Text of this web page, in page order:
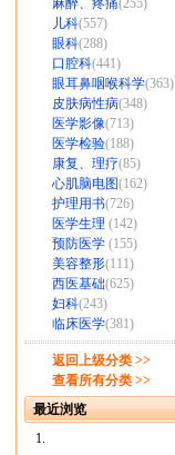
麻醉、疼痛(255)
儿科(557)
眼科(288)
口腔科(441)
眼耳鼻咽喉科学(363)
皮肤病性病(348)
医学影像(713)
医学检验(188)
康复、理疗(85)
心肌脑电图(162)
护理用书(726)
医学生理 (142)
预防医学 (155)
美容整形(111)
西医基础(625)
妇科(243)
临床医学(381)
返回上级分类 >>
查看所有分类 >>
最近浏览